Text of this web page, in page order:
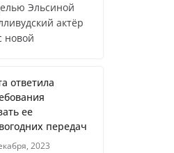
России, где
друг
Эльсиной
актёр
новой
ответила
ее
передач
2023